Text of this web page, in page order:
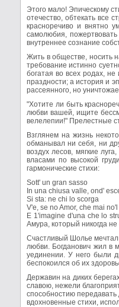
Этого мало! Эпическому
отечество, обтекать все
красноречиво и внятно
самолюбия,
внутреннее сознание
Жить в обществе, носить
требование истинно
богатая во всех родах,
праздности; а история и
рассеянного, но
"Хотите ли быть
любви вашей, ищите
велелепии!" Прелестные
Взглянем на жизнь
обманывал ни себя, ни
воздух лесов, мягкие
власами по высокой
гармонические стихи:
Sott' un gran sasso
In una chiusa valle, ond'
Si sta: ne chi lo scorga
V'e, se no Amor, che mai
E 1'imagine d'una che lo
Амура, который никогда
Счастливый Шолье
любви. Богданович жил в
уединении. У него были
беспокоился об их
Державин на диких
славою, нежели
способностию
вдохновенные стихи,